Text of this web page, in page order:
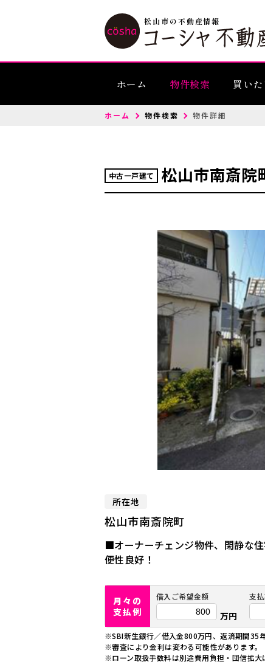
松山市の不動産情報
ホーム 物件検索 買い
ホーム 物件検索 物件詳細
中古一戸建て 松山市南斎院
所在地
松山市南斎院町
■オーナーチェンジ物件、閑静な
便性良好！
月々の
支払例
借入ご希望金額
万円
支
※SBI新生銀行／借入金800万円、返済期間35
※審査により金利は変わる可能性があります。
※ローン取扱手数料は別途費用負担・団信拡大